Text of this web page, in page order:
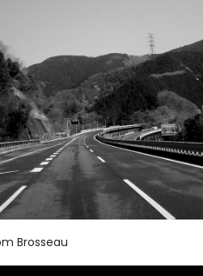
Brosseau